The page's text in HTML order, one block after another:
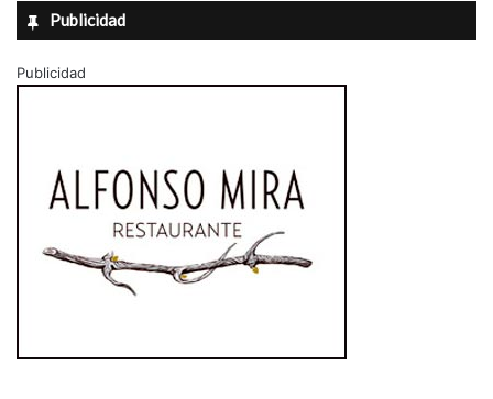
Publicidad
Publicidad